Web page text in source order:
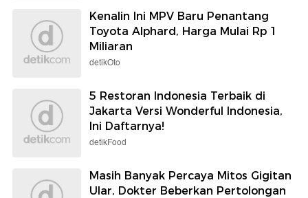
Kenalin Ini MPV Baru Penantang
Toyota Alphard, Harga Mulai Rp 1
Miliaran
detikOto
5 Restoran Indonesia Terbaik di
Jakarta Versi Wonderful Indonesia,
Ini Daftarnya!
detikFood
Masih Banyak Percaya Mitos Gigitan
Ular, Dokter Beberkan Pertolongan